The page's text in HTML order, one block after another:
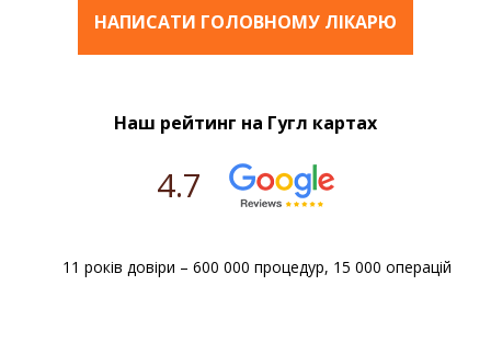
НАПИСАТИ ГОЛОВНОМУ ЛІКАРЮ
Наш рейтинг на Гугл картах
4.7
11 років довіри – 600 000 процедур, 15 000 операцій